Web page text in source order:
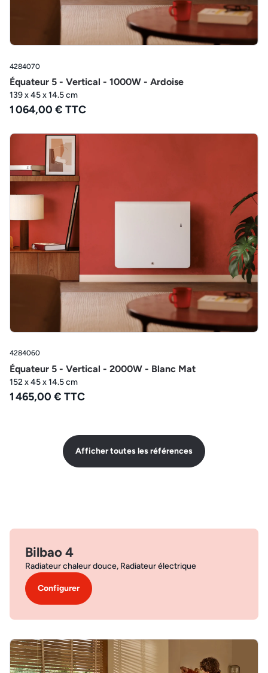
4284070
Équateur 5 - Vertical - 1000W - Ardoise
139 x 45 x 14.5 cm
1 064,00 € TTC
4284060
Équateur 5 - Vertical - 2000W - Blanc Mat
152 x 45 x 14.5 cm
1 465,00 € TTC
Afficher toutes les références
Bilbao 4
Radiateur chaleur douce, Radiateur électrique
Configurer